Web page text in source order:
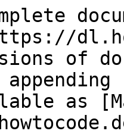
of
as